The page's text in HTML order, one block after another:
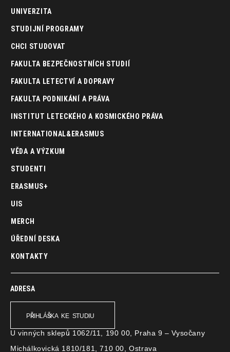
UNIVERZITA
STUDIJNÍ PROGRAMY
CHCI STUDOVAT
FAKULTA BEZPEČNOSTNÍCH STUDIÍ
FAKULTA LETECTVÍ A DOPRAVY
FAKULTA PODNIKÁNÍ A PRÁVA
INSTITUT LETECKÉHO A KOSMICKÉHO PRÁVA
INTERNATIONAL&ERASMUS
VĚDA A VÝZKUM
STUDENTI
ERASMUS+
UIS
MERCH
ÚŘEDNÍ DESKA
KONTAKTY
ADRESA
PŘIHLÁŠKA KE STUDIU
U vinných sklepů 1062/11, 190 00, Praha 9 – Vysočany
Michálkovická 1810/181, 710 00, Ostrava